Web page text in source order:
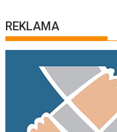
REKLAMA